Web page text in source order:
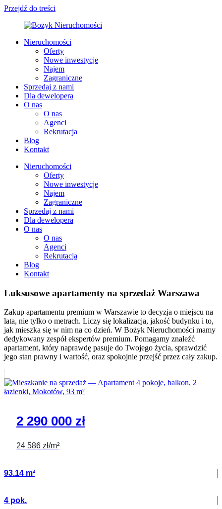
Przejdź do treści
Nieruchomości
Oferty
Nowe inwestycje
Najem
Zagraniczne
Sprzedaj z nami
Dla dewelopera
O nas
O nas
Agenci
Rekrutacja
Blog
Kontakt
Nieruchomości
Oferty
Nowe inwestycje
Najem
Zagraniczne
Sprzedaj z nami
Dla dewelopera
O nas
O nas
Agenci
Rekrutacja
Blog
Kontakt
Luksusowe apartamenty na sprzedaż Warszawa
Zakup apartamentu premium w Warszawie to decyzja o miejscu na
lata, nie tylko o metrach. Liczy się lokalizacja, jakość budynku i to,
jak mieszka się w nim na co dzień. W Bożyk Nieruchomości mamy
dedykowany zespół ekspertów premium. Pomagamy znaleźć
apartament, który naprawdę pasuje do Twojego życia, sprawdzić
jego stan prawny i wartość, oraz spokojnie przejść przez cały zakup.
2 290 000 zł
24 586 zł/m²
93.14 m²
4 pok.